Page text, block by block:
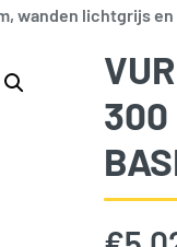
wanden lichtgrijs
300